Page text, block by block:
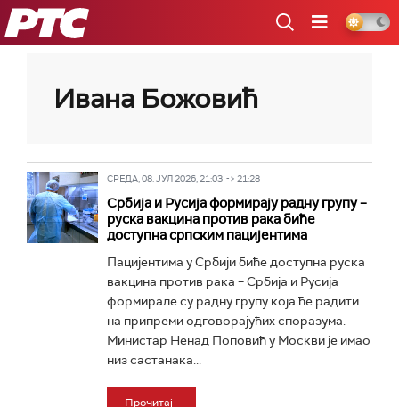
РТС
Ивана Божовић
СРЕДА, 08. ЈУЛ 2026, 21:03 -> 21:28
Србија и Русија формирају радну групу –
руска вакцина против рака биће
доступна српским пацијентима
Пацијентима у Србији биће доступна руска
вакцина против рака – Србија и Русија
формирале су радну групу која ће радити
на припреми одговорајућих споразума.
Министар Ненад Поповић у Москви је имао
низ састанака...
Прочитај